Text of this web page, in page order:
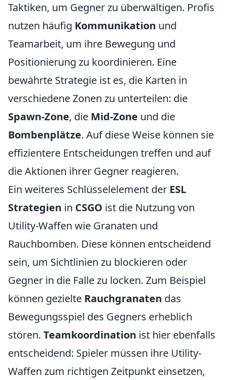
Taktiken, um Gegner zu überwältigen. Profis
nutzen häufig Kommunikation und
Teamarbeit, um ihre Bewegung und
Positionierung zu koordinieren. Eine
bewährte Strategie ist es, die Karten in
verschiedene Zonen zu unterteilen: die
Spawn-Zone, die Mid-Zone und die
Bombenplätze. Auf diese Weise können sie
effizientere Entscheidungen treffen und auf
die Aktionen ihrer Gegner reagieren.
Ein weiteres Schlüsselelement der ESL
Strategien in CSGO ist die Nutzung von
Utility-Waffen wie Granaten und
Rauchbomben. Diese können entscheidend
sein, um Sichtlinien zu blockieren oder
Gegner in die Falle zu locken. Zum Beispiel
können gezielte Rauchgranaten das
Bewegungsspiel des Gegners erheblich
stören. Teamkoordination ist hier ebenfalls
entscheidend: Spieler müssen ihre Utility-
Waffen zum richtigen Zeitpunkt einsetzen,